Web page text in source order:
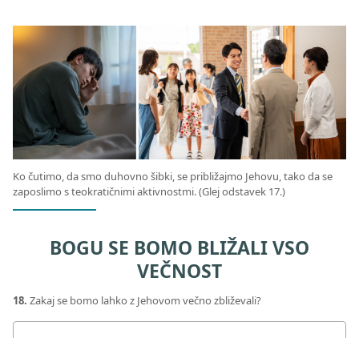
Ko čutimo, da smo duhovno šibki, se približajmo Jehovu, tako da se
zaposlimo s teokratičnimi aktivnostmi. (Glej odstavek 17.)
BOGU SE BOMO BLIŽALI VSO
VEČNOST
18. Zakaj se bomo lahko z Jehovom večno zbliževali?